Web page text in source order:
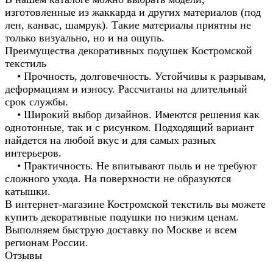
изготовленные из жаккарда и других материалов (под
лен, канвас, шамрук). Такие материалы приятны не
только визуально, но и на ощупь.
Преимущества декоративных подушек Костромской
текстиль
• Прочность, долговечность. Устойчивы к разрывам,
деформациям и износу. Рассчитаны на длительный
срок службы.
• Широкий выбор дизайнов. Имеются решения как
однотонные, так и с рисунком. Подходящий вариант
найдется на любой вкус и для самых разных
интерьеров.
• Практичность. Не впитывают пыль и не требуют
сложного ухода. На поверхности не образуются
катышки.
В интернет-магазине Костромской текстиль вы можете
купить декоративные подушки по низким ценам.
Выполняем быструю доставку по Москве и всем
регионам России.
Отзывы